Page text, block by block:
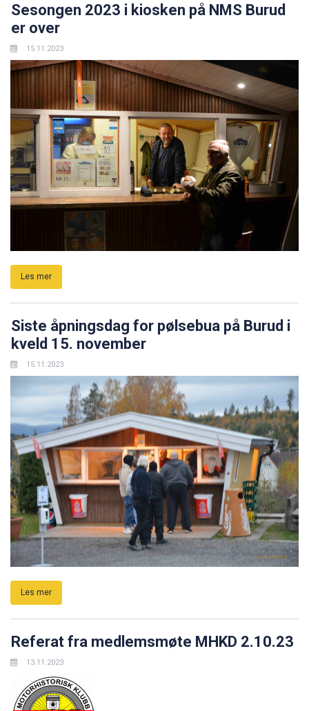
Sesongen 2023 i kiosken på NMS Burud
er over
15.11.2023
Les mer
Siste åpningsdag for pølsebua på Burud i
kveld 15. november
15.11.2023
Les mer
Referat fra medlemsmøte MHKD 2.10.23
13.11.2023